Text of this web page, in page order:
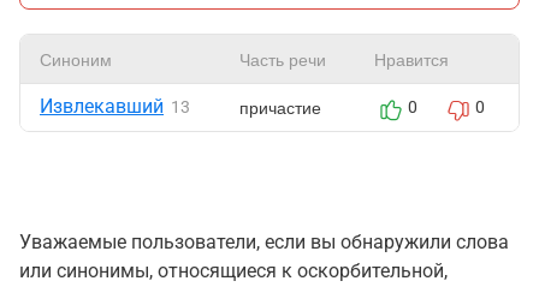
Синоним Часть речи Нравится
Извлекавший 13 причастие 0 0
Уважаемые пользователи, если вы обнаружили слова
или синонимы, относящиеся к оскорбительной,